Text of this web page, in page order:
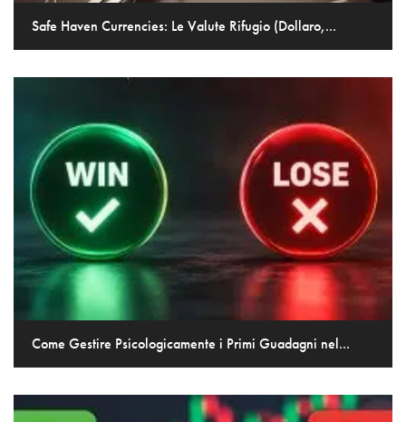
Safe Haven Currencies: Le Valute Rifugio (Dollaro,...
Come Gestire Psicologicamente i Primi Guadagni nel...